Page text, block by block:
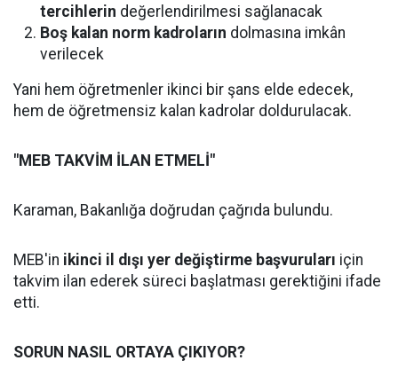
tercihlerin değerlendirilmesi sağlanacak
Boş kalan norm kadroların dolmasına imkân
verilecek
Yani hem öğretmenler ikinci bir şans elde edecek,
hem de öğretmensiz kalan kadrolar doldurulacak.
"MEB TAKVİM İLAN ETMELİ"
Karaman, Bakanlığa doğrudan çağrıda bulundu.
MEB'in ikinci il dışı yer değiştirme başvuruları için
takvim ilan ederek süreci başlatması gerektiğini ifade
etti.
SORUN NASIL ORTAYA ÇIKIYOR?